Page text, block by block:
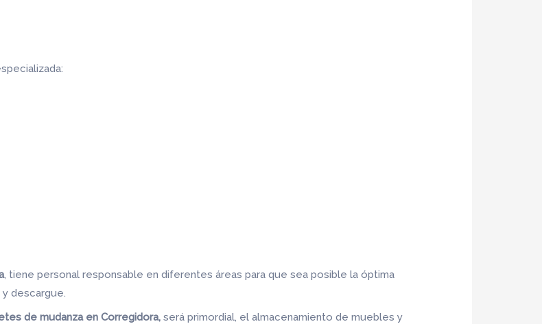
, tiene personal responsable en diferentes áreas para que sea posible la óptima
descargue.
de mudanza en Corregidora,será primordial, el almacenamiento de muebles y